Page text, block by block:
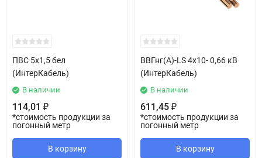
ПВС 5х1,5 бел
(ИнтерКабель)
В наличии
114,01 ₽
*стоимость продукции за
погонный метр
В корзину
ВВГнг(А)-LS 4х10- 0,66 кВ
(ИнтерКабель)
В наличии
611,45 ₽
*стоимость продукции за
погонный метр
В корзину